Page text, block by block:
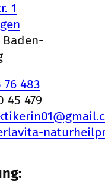
1
76 483
45 479